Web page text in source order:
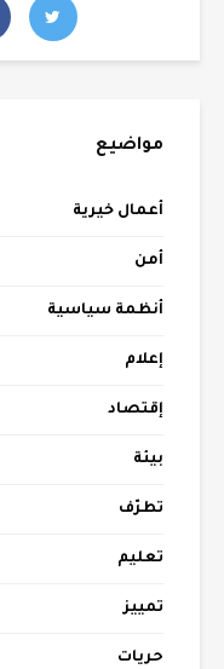
مواضيع
أعمال خيرية
أمن
أنظمة سياسية
إعلام
إقتصاد
بيئة
تطرّف
تعليم
تمييز
حريات